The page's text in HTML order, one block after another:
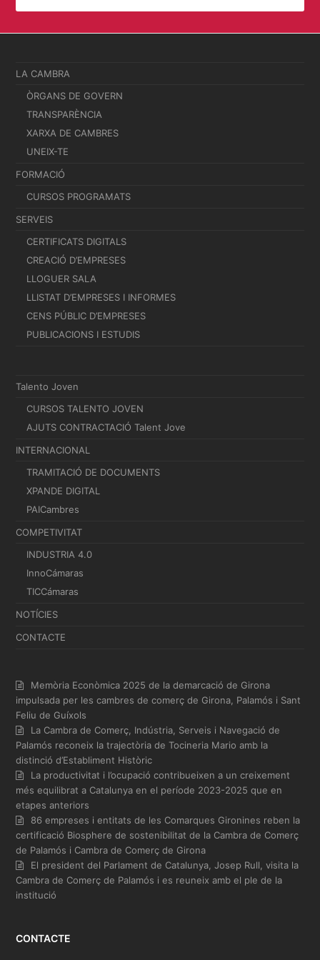
LA CAMBRA
ÒRGANS DE GOVERN
TRANSPARÈNCIA
XARXA DE CAMBRES
UNEIX-TE
FORMACIÓ
CURSOS PROGRAMATS
SERVEIS
CERTIFICATS DIGITALS
CREACIÓ D’EMPRESES
LLOGUER SALA
LLISTAT D’EMPRESES I INFORMES
CENS PÚBLIC D’EMPRESES
PUBLICACIONS I ESTUDIS
Talento Joven
CURSOS TALENTO JOVEN
AJUTS CONTRACTACIÓ Talent Jove
INTERNACIONAL
TRAMITACIÓ DE DOCUMENTS
XPANDE DIGITAL
PAICambres
COMPETIVITAT
INDUSTRIA 4.0
InnoCámaras
TICCámaras
NOTÍCIES
CONTACTE
Memòria Econòmica 2025 de la demarcació de Girona
impulsada per les cambres de comerç de Girona, Palamós i Sant
Feliu de Guíxols
La Cambra de Comerç, Indústria, Serveis i Navegació de
Palamós reconeix la trajectòria de Tocineria Mario amb la
distinció d’Establiment Històric
La productivitat i l’ocupació contribueixen a un creixement
més equilibrat a Catalunya en el període 2023-2025 que en
etapes anteriors
86 empreses i entitats de les Comarques Gironines reben la
certificació Biosphere de sostenibilitat de la Cambra de Comerç
de Palamós i Cambra de Comerç de Girona
El president del Parlament de Catalunya, Josep Rull, visita la
Cambra de Comerç de Palamós i es reuneix amb el ple de la
institució
CONTACTE